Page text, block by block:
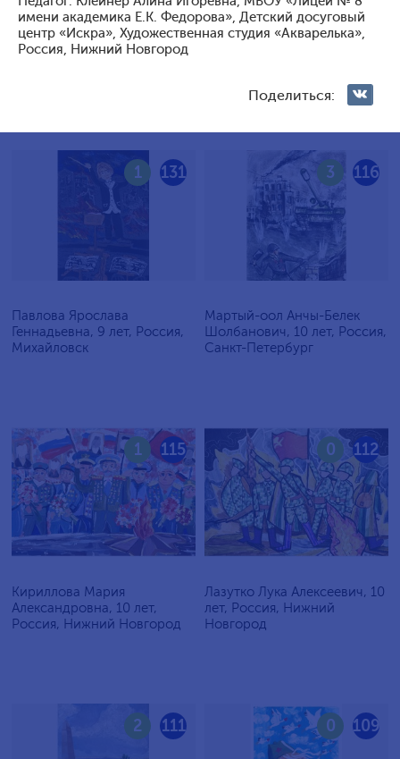
имени академика Е.К. Федорова», Детский досуговый
центр «Искра», Художественная студия «Акварелька»,
Россия, Нижний Новгород
Поделиться:
Голосование жюри
Голосования зрителей
131
1
Павлова Ярослава
Геннадьевна, 9 лет, Россия,
Михайловск
116
3
Мартый-оол Анчы-Белек
Шолбанович, 10 лет, Россия,
Санкт-Петербург
115
1
Кириллова Мария
Александровна, 10 лет,
Россия, Нижний Новгород
112
0
Лазутко Лука Алексеевич, 10
лет, Россия, Нижний
Новгород
111
2 109
0